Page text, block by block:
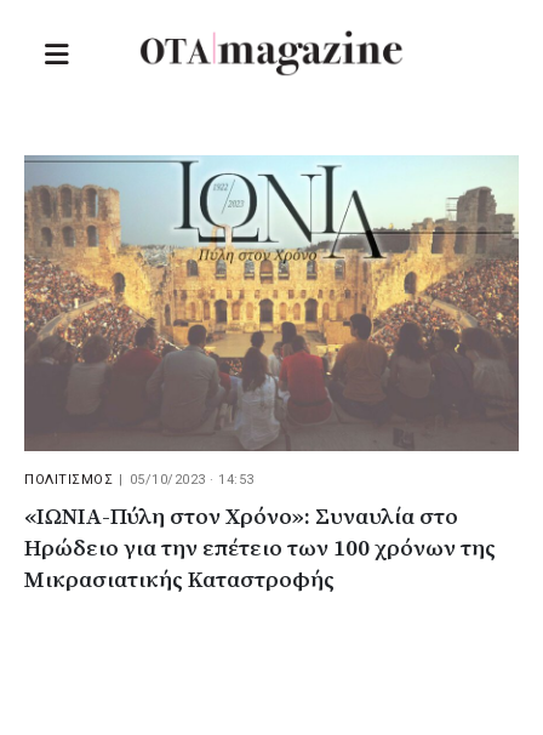
ΠΟΛΙΤΙΣΜΟΣ 05/10/2023 · 14:53
«ΙΩΝΙΑ-Πύλη στον Χρόνο»: Συναυλία στο
Ηρώδειο για την επέτειο των 100 χρόνων της
Μικρασιατικής Καταστροφής